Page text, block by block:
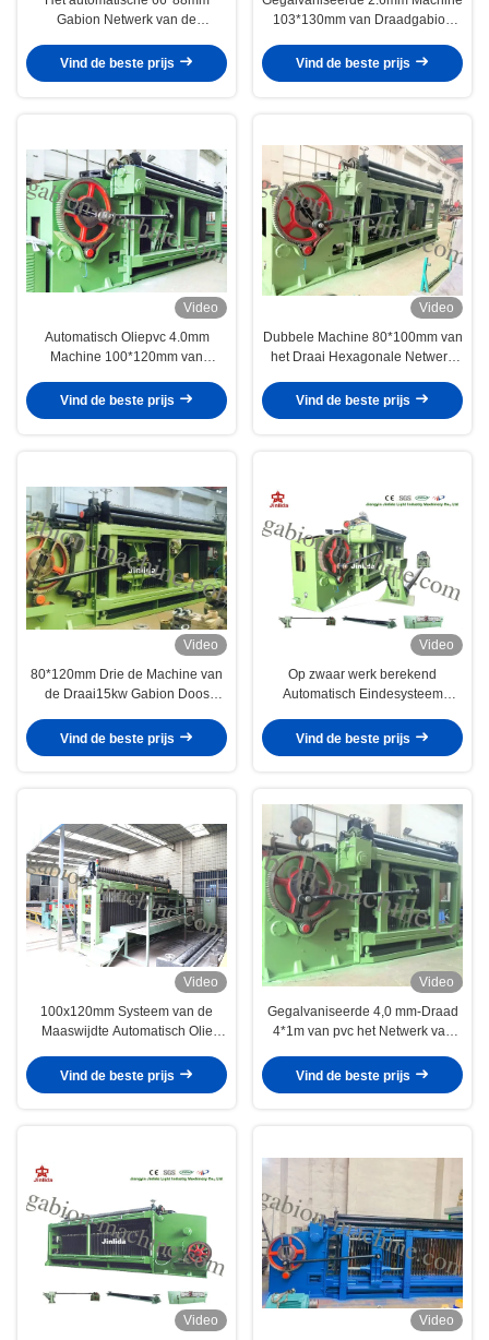
Gabion Netwerk van de
Gegalvaniseerde Draad voor
Vind de beste prijs
103*130mm van Draadgabion
Vind de beste prijs
Video
Automatisch Oliepvc 4.0mm
Machine 100*120mm van
Doos, Matras
Vind de beste prijs
Video
Dubbele Machine 80*100mm van
het Draai Hexagonale Netwerk
ondersteunt Bank
Vind de beste prijs
Video
80*120mm Drie de Machine van
de Draai15kw Gabion Doos
Controle aan
Vind de beste prijs
Video
Op zwaar werk berekend
Automatisch Eindesysteem
Omheiningsmachine van de
Kettingsverbinding
Vind de beste prijs
Video
100x120mm Systeem van de
Maaswijdte Automatisch Olie
Vind de beste prijs
Video
Gegalvaniseerde 4,0 mm-Draad
4*1m van pvc het Netwerk van
Sustain Bank
Vind de beste prijs
Video
Video